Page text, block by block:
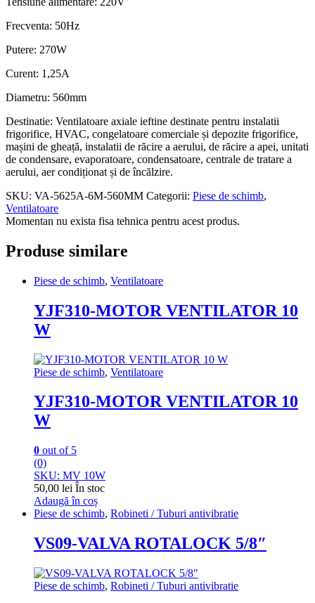
Frecventa: 50Hz
Putere: 270W
Curent: 1,25A
Diametru: 560mm
Destinatie: Ventilatoare axiale ieftine destinate pentru instalatii
frigorifice, HVAC, congelatoare comerciale și depozite frigorifice,
mașini de gheață, instalatii de răcire a aerului, de răcire a apei, unitati
de condensare, evaporatoare, condensatoare, centrale de tratare a
aerului, aer condiționat și de încălzire.
SKU: VA-5625A-6M-560MM Categorii: Piese de schimb,
Ventilatoare
Momentan nu exista fisa tehnica pentru acest produs.
Produse similare
Piese de schimb, Ventilatoare
YJF310-MOTOR VENTILATOR 10
W
Piese de schimb, Ventilatoare
YJF310-MOTOR VENTILATOR 10
W
0 out of 5
(0)
SKU: MV 10W
50,00 lei În stoc
Adaugă în coș
Piese de schimb, Robineti / Tuburi antivibratie
VS09-VALVA ROTALOCK 5/8″
Piese de schimb, Robineti / Tuburi antivibratie